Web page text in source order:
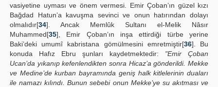
vasiyetine uyması ve önem vermesi. Emir Çoban’ın güzel kızı
Bağdad Hatun’a kavuşma sevinci ve onun hatırından dolayı
olmalıdır[34]. Ancak Memlûk Sultanı el-Melik Nâsır
Muhammed[35], Emir Çoban’ın inşa ettirdiği türbe yerine
Baki’deki umumî kabristana gömülmesini emretmiştir[36]. Bu
konuda Hafız Ebru şunları kaydetmektedir: "Emir Çoban
Ucan’da yıkanıp kefenlendikten sonra Hicaz’a gönderildi. Mekke
ve Medine’de kurban bayramında geniş halk kitlelerinin duaları
ile namazı kılındı. Bunun sebebi onun Mekke’ye su akıtması ve